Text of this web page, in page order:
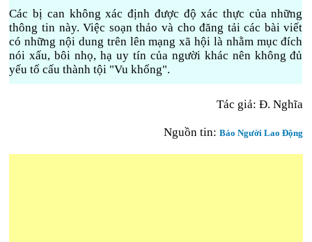
Các bị can không xác định được độ xác thực của những
thông tin này. Việc soạn thảo và cho đăng tải các bài viết
có những nội dung trên lên mạng xã hội là nhằm mục đích
nói xấu, bôi nhọ, hạ uy tín của người khác nên không đủ
yếu tố cấu thành tội "Vu khống".
Tác giả: Đ. Nghĩa
Nguồn tin: Báo Người Lao Động